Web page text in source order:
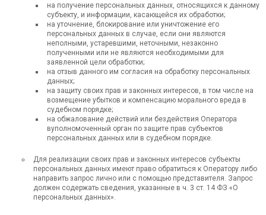
на получение персональных данных, относящихся к данному
субъекту, и информации, касающейся их обработки;
на уточнение, блокирование или уничтожение его
персональных данных в случае, если они являются
неполными, устаревшими, неточными, незаконно
полученными или не являются необходимыми для
заявленной цели обработки;
на отзыв данного им согласия на обработку персональных
данных;
на защиту своих прав и законных интересов, в том числе на
возмещение убытков и компенсацию морального вреда в
судебном порядке;
на обжалование действий или бездействия Оператора
вуполномоченный орган по защите прав субъектов
персональных данных или в судебном порядке.
Для реализации своих прав и законных интересов субъекты
персональных данных имеют право обратиться к Оператору либо
направить запрос лично или с помощью представителя. Запрос
должен содержать сведения, указанные в ч. 3 ст. 14 ФЗ «О
персональных данных».